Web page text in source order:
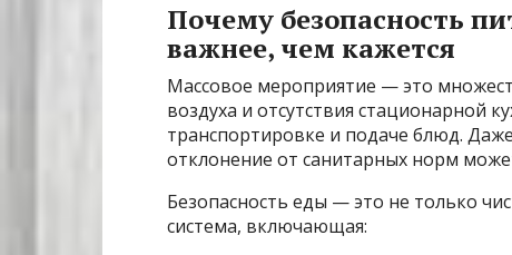
Почему безопасность
важнее, чем кажется
Массовое мероприятие — это
воздуха и отсутствия стационарной
транспортировке и подаче блюд.
отклонение от санитарных норм
Безопасность еды — это не только
система, включающая: